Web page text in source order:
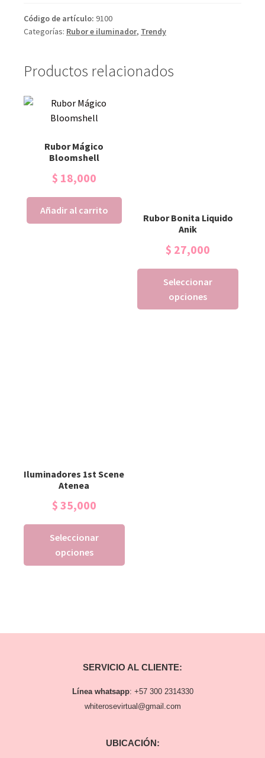
Código de artículo: 9100
Categorías: Rubor e iluminador, Trendy
Productos relacionados
Rubor Mágico
Bloomshell
$ 18,000
Añadir al carrito
Rubor Bonita Liquido
Anik
$ 27,000
Seleccionar
opciones
Iluminadores 1st Scene
Atenea
$ 35,000
Seleccionar
opciones
SERVICIO AL CLIENTE:
Línea whatsapp: +57 300 2314330
whiterosevirtual@gmail.com
UBICACIÓN: